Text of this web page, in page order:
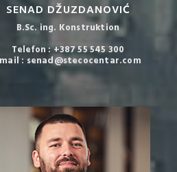
SENAD DŽUZDANOVIĆ
B.Sc. ing. Konstruktion
Telefon : +387 55 545 300
: senad@stecocentar.com